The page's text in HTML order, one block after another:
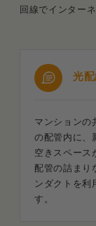
回線でインター
光
マンションの
の配管内に、
空きスペース
配管の詰まり
ンダクトを利
す。